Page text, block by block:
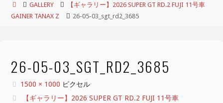
ホ
ー
GALLERY
【ギャラリー】2026 SUPER GT RD.2 FUJI 11号車
GAINER TANAX Z
26-05-03_sgt_rd2_3685
26-05-03_SGT_RD2_3685
フ
ル
1500 × 1000 ピクセル
【ギャラリー】2026 SUPER GT RD.2 FUJI 11号車